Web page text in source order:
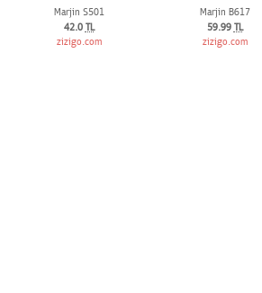
Marjin S501
42.0 TL
zizigo.com
Marjin B617
59.99 TL
zizigo.com